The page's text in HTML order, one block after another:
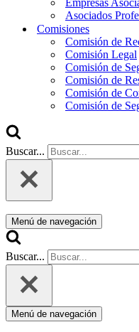
Empresas
Asociados
Comisiones
Comisión de
Comisión Legal
Comisión de
Comisión de
Comisión de
Comisión de
Buscar...
Menú de navegación
Buscar...
Menú de navegación